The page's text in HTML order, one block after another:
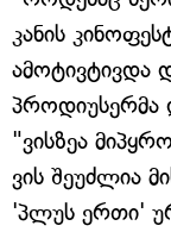
კანის
ამოტივტივდა
პროდიუსერმა
"ვისზეა
ვის შეუძლია
'პლუს ერთი'